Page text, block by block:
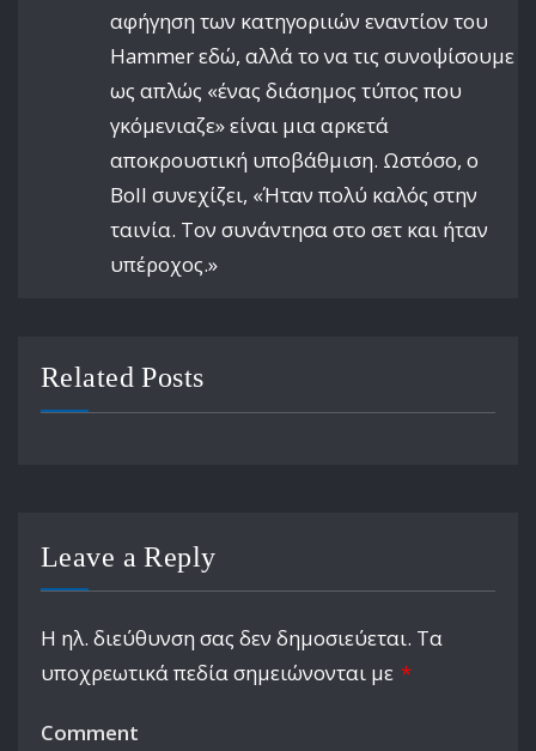
αφήγηση των κατηγοριιών εναντίον του
Hammer εδώ, αλλά το να τις συνοψίσουμε
ως απλώς «ένας διάσημος τύπος που
γκόμενιαζε» είναι μια αρκετά
αποκρουστική υποβάθμιση. Ωστόσο, ο
Boll συνεχίζει, «Ήταν πολύ καλός στην
ταινία. Τον συνάντησα στο σετ και ήταν
υπέροχος.»
Related Posts
Leave a Reply
Η ηλ. διεύθυνση σας δεν δημοσιεύεται. Τα
υποχρεωτικά πεδία σημειώνονται με *
Comment